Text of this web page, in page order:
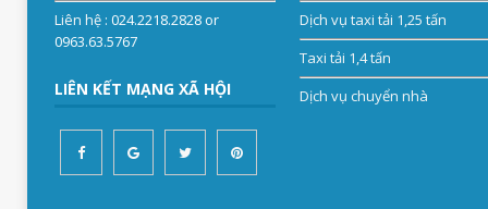
Liên hệ: 024.2218.2828 or
0963.63.5767
LIÊN KẾT MẠNG XÃ HỘI
Dịch vụ taxi tải 1,25 tấn
Taxi tải 1,4 tấn
Dịch vụ chuyển nhà